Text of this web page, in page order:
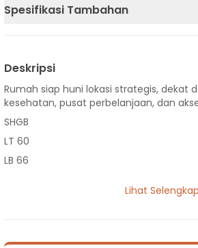
Spesifikasi Tambahan
Deskripsi
Rumah siap huni lokasi strategis, dekat
kesehatan, pusat perbelanjaan, dan
SHGB
LT 60
LB 66
Lihat